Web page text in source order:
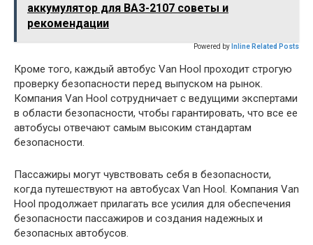
аккумулятор для ВАЗ-2107 советы и
рекомендации
Powered by Inline Related Posts
Кроме того, каждый автобус Van Hool проходит строгую
проверку безопасности перед выпуском на рынок.
Компания Van Hool сотрудничает с ведущими экспертами
в области безопасности, чтобы гарантировать, что все ее
автобусы отвечают самым высоким стандартам
безопасности.
Пассажиры могут чувствовать себя в безопасности,
когда путешествуют на автобусах Van Hool. Компания Van
Hool продолжает прилагать все усилия для обеспечения
безопасности пассажиров и создания надежных и
безопасных автобусов.